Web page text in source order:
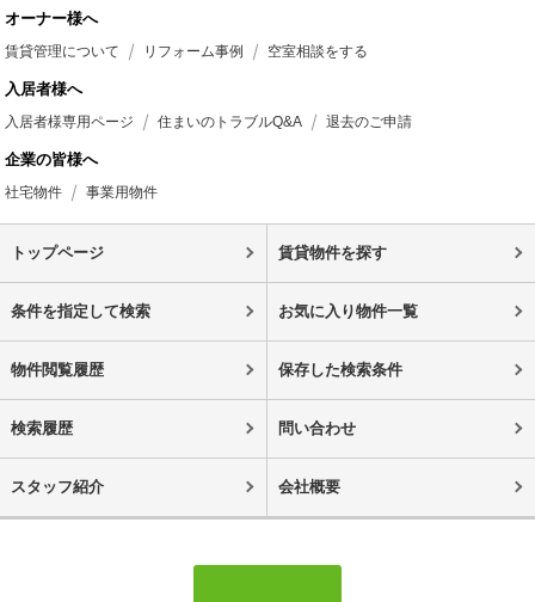
オーナー様へ
賃貸管理について リフォーム事例 空室相談をする
入居者様へ
入居者様専用ページ 住まいのトラブルQ&A 退去のご申請
企業の皆様へ
社宅物件 事業用物件
トップページ 賃貸物件を探す
条件を指定して検索 お気に入り物件一覧
物件閲覧履歴 保存した検索条件
検索履歴 問い合わせ
スタッフ紹介 会社概要